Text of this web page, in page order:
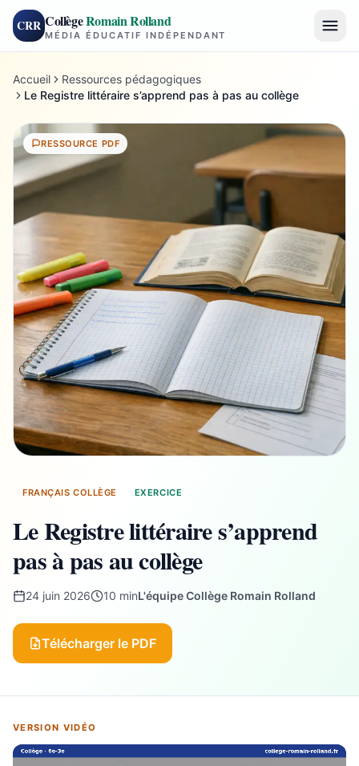
CRR CollègeRomain Rolland
MÉDIA ÉDUCATIF INDÉPENDANT
Accueil
Ressources pédagogiques
Le Registre littéraire s’apprend pas à pas au collège
RESSOURCE PDF
FRANÇAIS COLLÈGE EXERCICE
Le Registre littéraire s’apprend
pas à pas au collège
24 juin 2026 10 minL'équipe Collège Romain Rolland
Télécharger le PDF
VERSION VIDÉO